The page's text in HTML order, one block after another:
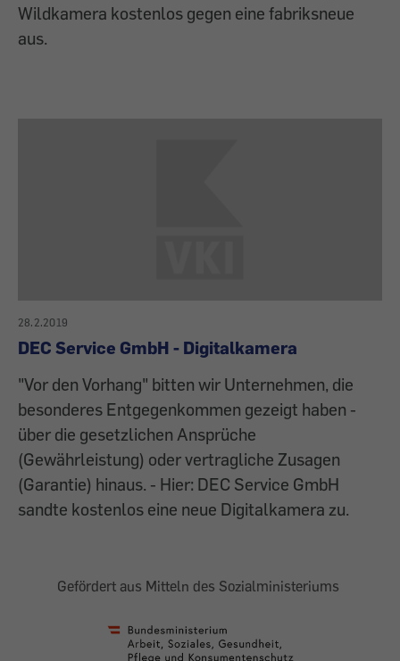
Wildkamera kostenlos gegen eine fabriksneue
aus.
28.2.2019
DEC Service GmbH - Digitalkamera
"Vor den Vorhang" bitten wir Unternehmen, die
besonderes Entgegenkommen gezeigt haben -
über die gesetzlichen Ansprüche
(Gewährleistung) oder vertragliche Zusagen
(Garantie) hinaus. - Hier: DEC Service GmbH
sandte kostenlos eine neue Digitalkamera zu.
Gefördert aus Mitteln des Sozialministeriums